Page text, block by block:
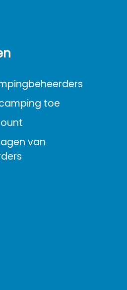
toe
van